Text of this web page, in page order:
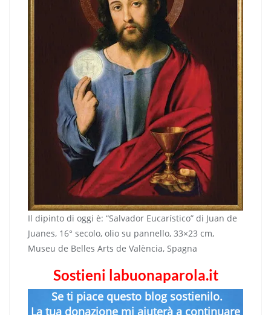
Il dipinto di oggi è: “Salvador Eucarístico” di Juan de
Juanes, 16° secolo, olio su pannello, 33×23 cm,
Museu de Belles Arts de València, Spagna
Sostieni labuonaparola.it
Se ti piace questo blog sostienilo.
La tua donazione mi aiuterà a continuare